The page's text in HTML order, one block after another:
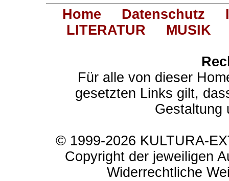
Home Datenschutz
LITERATUR
MUSIK
Für alle von dieser
gesetzten Links gilt,
Gestaltung
© 1999-2026 KULTURA-
Copyright der jeweiligen
Widerrechtliche